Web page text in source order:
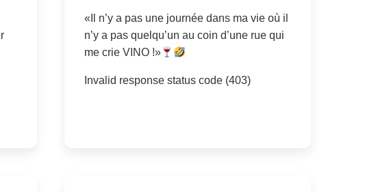
«Il n’y a pas une journée dans ma vie où il
n’y a pas quelqu’un au coin d’une rue qui
me crie VINO !»
Invalid response status code (403)